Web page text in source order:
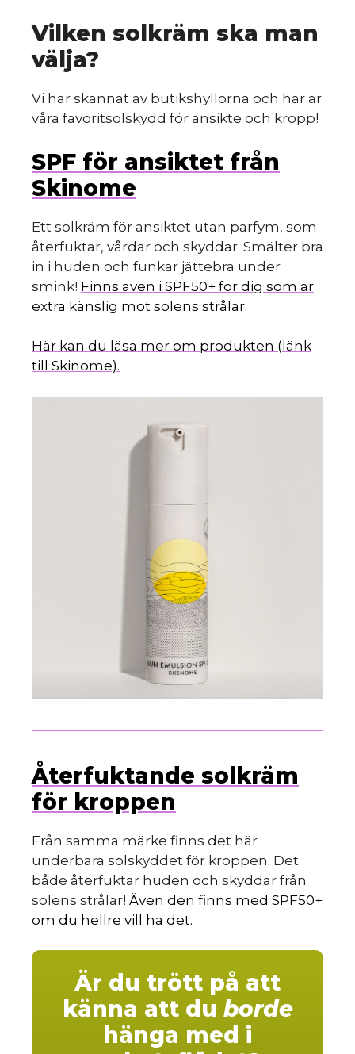
Vilken solkräm ska man
välja?
Vi har skannat av butikshyllorna och här är
våra favoritsolskydd för ansikte och kropp!
SPF för ansiktet från
Skinome
Ett solkräm för ansiktet utan parfym, som
återfuktar, vårdar och skyddar. Smälter bra
in i huden och funkar jättebra under
smink! Finns även i SPF50+ för dig som är
extra känslig mot solens strålar.
Här kan du läsa mer om produkten (länk
till Skinome).
Återfuktande solkräm
för kroppen
Från samma märke finns det här
underbara solskyddet för kroppen. Det
både återfuktar huden och skyddar från
solens strålar! Även den finns med SPF50+
om du hellre vill ha det.
Är du trött på att
känna att du borde
hänga med i